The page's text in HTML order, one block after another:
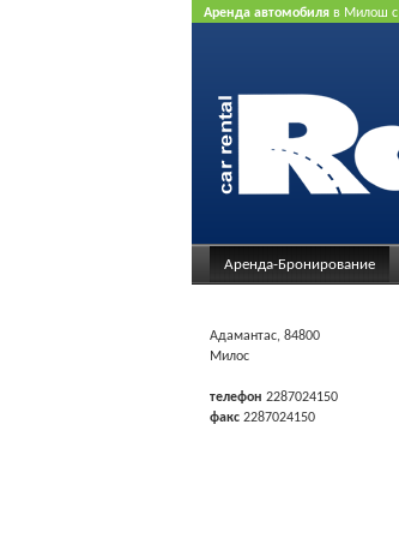
Аренда автомобиля в Милош с
Аренда-Бронирование
Адамантас, 84800
Милос
телефон 2287024150
факс 2287024150